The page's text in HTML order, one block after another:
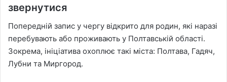
звернутися
Попередній запис у чергу відкрито для родин, які наразі
перебувають або проживають у Полтавській області.
Зокрема, ініціатива охоплює такі міста: Полтава, Гадяч,
Лубни та Миргород.